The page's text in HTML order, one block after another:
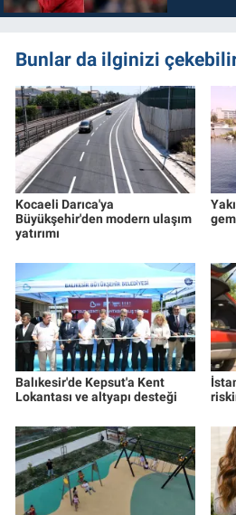
Bunlar da ilginizi
Kocaeli Darıca'ya
Büyükşehir'den modern ulaşım
yatırımı
Balıkesir'de Kepsut'a Kent
Lokantası ve altyapı desteği